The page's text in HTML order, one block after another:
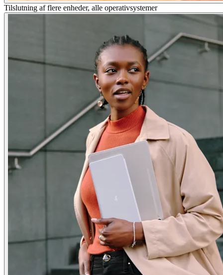
Tilslutning af flere enheder, alle operativsystemer